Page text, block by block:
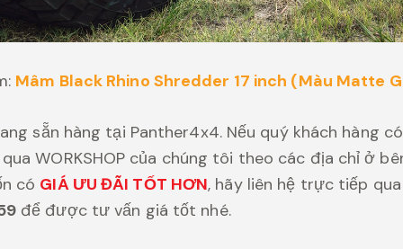
Mâm Black Rhino Shredder 17 inch (Màu Matte
sẵn hàng tại Panther4x4. Nếu quý khách hàng
WORKSHOP của chúng tôi theo các địa chỉ ở
có GIÁ ƯU ĐÃI TỐT HƠN, hãy liên hệ trực tiếp
để được tư vấn giá tốt nhé.